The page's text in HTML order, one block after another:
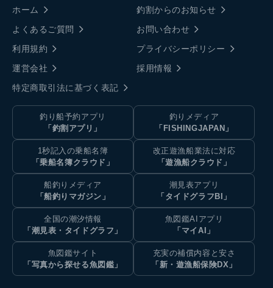
ホーム
釣割からのお知らせ
よくあるご質問
お問い合わせ
利用規約
プライバシーポリシー
運営会社
採用情報
特定商取引法に基づく表記
釣り船予約アプリ
「釣割アプリ」
釣りメディア
「FISHINGJAPAN」
1秒記入の乗船名簿
「乗船名簿クラウド」
改正遊漁船業法に対応
「遊漁船クラウド」
船釣りメディア
「船釣りマガジン」
潮見表アプリ
「タイドグラフBI」
全国の潮汐情報
「潮見表・タイドグラフ」
魚図鑑AIアプリ
「マイAI」
魚図鑑サイト
「写真から探せる魚図鑑」
充実の補償内容と安さ
「新・遊漁船保険DX」